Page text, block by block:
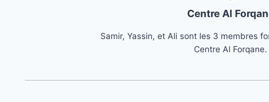
Centre Al
Samir, Yassin, et Ali sont les 3 membres
Centre Al Forqane.